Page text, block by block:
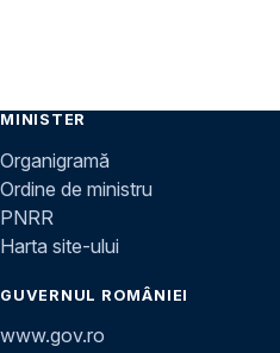
MINISTER
Organigramă
Ordine de ministru
PNRR
Harta site-ului
GUVERNUL ROMÂNIEI
www.gov.ro